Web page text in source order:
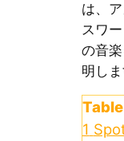
は、
スワ
の音
明しま
1